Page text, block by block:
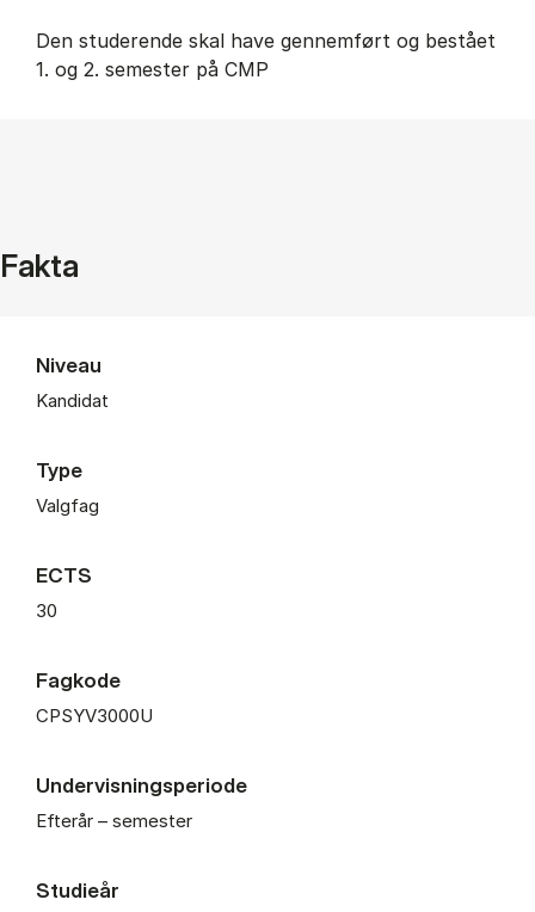
Den studerende skal have gennemført og bestået
1. og 2. semester på CMP
Fakta
Niveau
Kandidat
Type
Valgfag
ECTS
30
Fagkode
CPSYV3000U
Undervisningsperiode
Efterår – semester
Studieår